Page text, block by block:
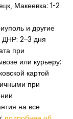
Макеевка: 1-2
и другие
ДНР: 2–3 дня
при
или курьеру:
картой
при
на все